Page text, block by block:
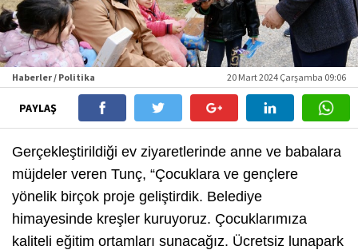
Haberler / Politika 20 Mart 2024 Çarşamba 09:06
PAYLAŞ
Gerçekleştirildiği ev ziyaretlerinde anne ve babalara
müjdeler veren Tunç, “Çocuklara ve gençlere
yönelik birçok proje geliştirdik. Belediye
himayesinde kreşler kuruyoruz. Çocuklarımıza
kaliteli eğitim ortamları sunacağız. Ücretsiz lunapark